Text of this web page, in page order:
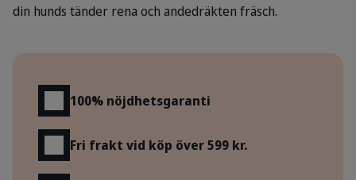
din hunds tänder rena och andedräkten fräsch.
100% nöjdhetsgaranti
Fri frakt vid köp över 599 kr.